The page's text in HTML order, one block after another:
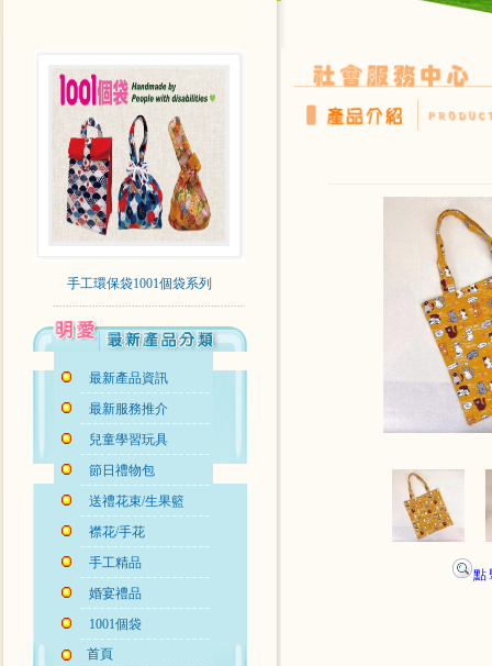
手工環保袋1001個袋系列
最新產品資訊
最新服務推介
兒童學習玩具
節日禮物包
送禮花束/生果籃
襟花/手花
手工精品
婚宴禮品
1001個袋
首頁
點